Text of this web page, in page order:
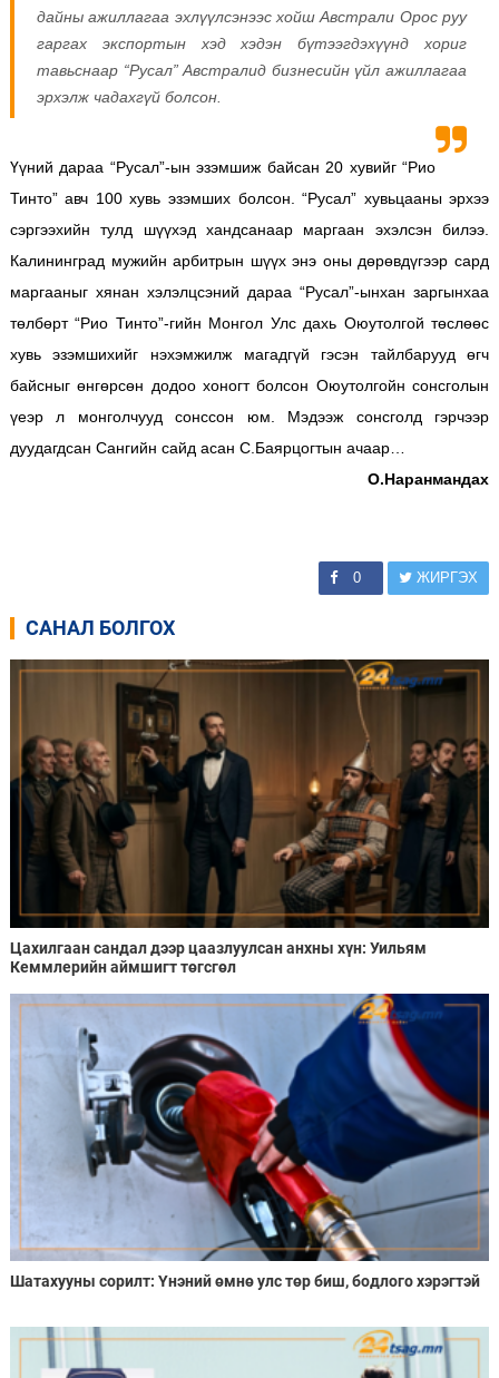
дайны ажиллагаа эхлүүлсэнээс хойш Австрали Орос руу
гаргах экспортын хэд хэдэн бүтээгдэхүүнд хориг
тавьснаар “Русал” Австралид бизнесийн үйл ажиллагаа
эрхэлж чадахгүй болсон.
Үүний дараа “Русал”-ын эзэмшиж байсан 20 хувийг “Рио
Тинто” авч 100 хувь эзэмших болсон. “Русал” хувьцааны эрхээ
сэргээхийн тулд шүүхэд хандсанаар маргаан эхэлсэн билээ.
Калининград мужийн арбитрын шүүх энэ оны дөрөвдүгээр сард
маргааныг хянан хэлэлцсэний дараа “Русал”-ынхан заргынхаа
төлбөрт “Рио Тинто”-гийн Монгол Улс дахь Оюутолгой төслөөс
хувь эзэмшихийг нэхэмжилж магадгүй гэсэн тайлбарууд өгч
байсныг өнгөрсөн додоо хоногт болсон Оюутолгойн сонсголын
үеэр л монголчууд сонссон юм. Мэдээж сонсголд гэрчээр
дуудагдсан Сангийн сайд асан С.Баярцогтын ачаар…
О.Наранмандах
0 ЖИРГЭХ
САНАЛ БОЛГОХ
Цахилгаан сандал дээр цаазлуулсан анхны хүн: Уильям
Кеммлерийн аймшигт төгсгөл
Шатахууны сорилт: Үнэний өмнө улс төр биш, бодлого хэрэгтэй